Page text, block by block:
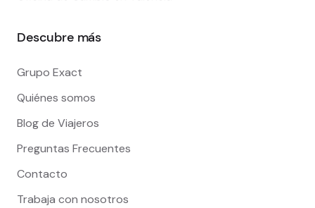
Descubre más
Grupo Exact
Quiénes somos
Blog de Viajeros
Preguntas Frecuentes
Contacto
Trabaja con nosotros